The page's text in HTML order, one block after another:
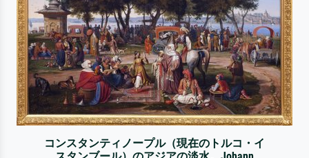
コンスタンティノープル（現在のトルコ・イ